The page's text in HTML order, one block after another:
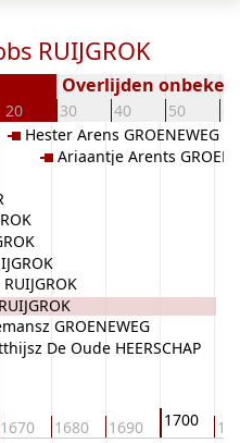
RUIJGROK
20 30 40 50
Overlijden
1670 1680 1690 1700
GROENEWEG
De Oude HEERSCHAP
Hester Arens GROENEWEG
Ariaantje Arents